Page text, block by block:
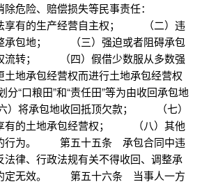
除危险、赔偿损失等民事责任：
法享有的生产经营自主权； （二）违
承包地； （三）强迫或者阻碍承包
流转； （四）假借少数服从多数强
地承包经营权而进行土地承包经营权
口粮田”和“责任田”等为由收回承包地
将承包地收回抵顶欠款； （七）
有的土地承包经营权； （八）其他
行为。 第五十五条 承包合同中违
法律、行政法规有关不得收回、调整承
定无效。 第五十六条 当事人一方